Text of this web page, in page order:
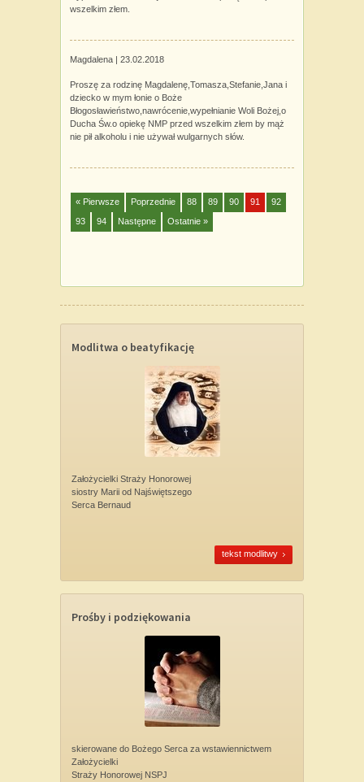
wszelkim złem.
Magdalena | 23.02.2018
Proszę za rodzinę Magdalenę,Tomasza,Stefanie,Jana i
dziecko w mym łonie o Boże
Błogosławieństwo,nawrócenie,wypełnianie Woli Bożej,o
Ducha Św.o opiekę NMP przed wszelkim złem by mąż
nie pił alkoholu i nie używał wulgarnych słów.
« Pierwsze Poprzednie 88 89 90 91
92
93
94 Następne Ostatnie »
Modlitwa o beatyfikację
Założycielki Straży Honorowej
siostry Marii od Najświętszego
Serca Bernaud
tekst modlitwy
Prośby i podziękowania
skierowane do Bożego Serca za wstawiennictwem
Założycielki
Straży Honorowej NSPJ